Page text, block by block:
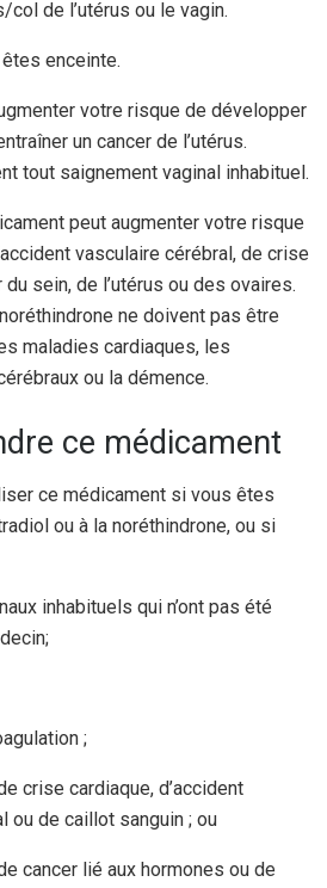
col de l’utérus ou le vagin.
enceinte.
votre risque de développer
un cancer de l’utérus.
tout saignement vaginal inhabituel.
peut augmenter votre risque
vasculaire cérébral, de crise
sein, de l’utérus ou des ovaires.
ne doivent pas être
maladies cardiaques, les
ou la démence.
ce médicament
ce médicament si vous êtes
ou à la noréthindrone, ou si
inhabituels qui n’ont pas été
;
crise cardiaque, d’accident
ou de caillot sanguin ; ou
cancer lié aux hormones ou de